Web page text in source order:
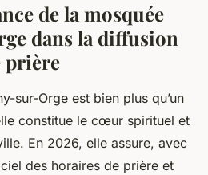
de la mosquée
dans la diffusion
prière
sur-Orge est bien plus qu’un
constitue le cœur spirituel et
En 2026, elle assure, avec
des horaires de prière et